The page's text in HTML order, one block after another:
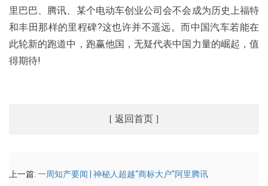
里巴巴、腾讯、某个电动车创业公司会不会成为历史上福特
和丰田那样的里程碑?这也许并不遥远。而中国汽车若能在
此轮新的跑道中，跑赢他国，无疑代表中国力量的崛起，值
得期待!
返回首页
上一篇: 一周知产要闻 | 神秘人超越“商标大户”阿里腾讯